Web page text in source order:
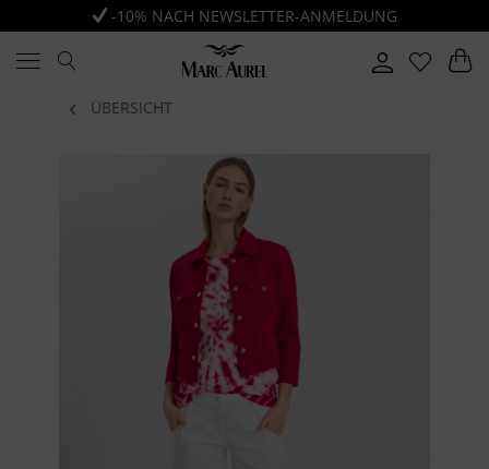
-10% NACH NEWSLETTER-ANMELDUNG
ÜBERSICHT